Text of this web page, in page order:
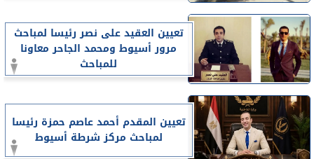
تعيين العقيد على نصر رئيسا لمباحث
مرور أسيوط ومحمد الجاحر معاونا
للمباحث
تعيين المقدم أحمد عاصم حمزة رئيسا
لمباحث مركز شرطة أسيوط